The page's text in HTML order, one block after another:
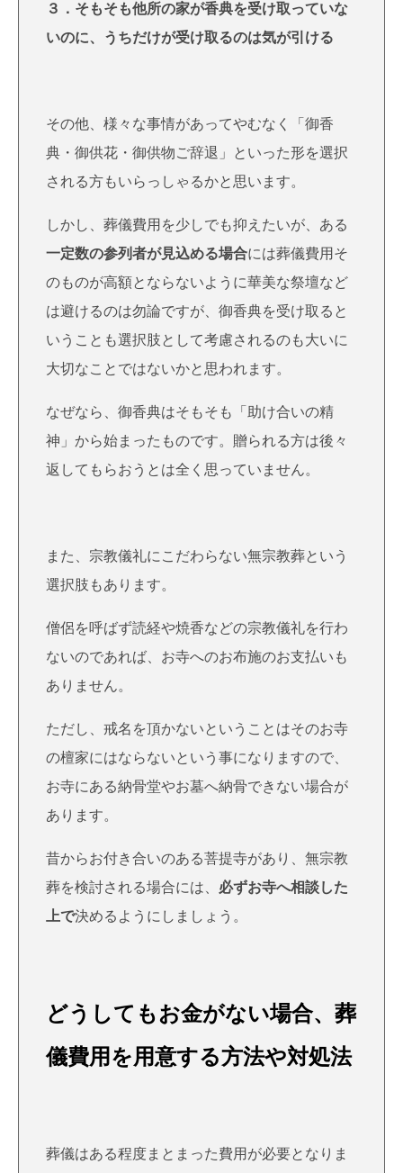
３．そもそも他所の家が香典を受け取っていな
いのに、うちだけが受け取るのは気が引ける
その他、様々な事情があってやむなく「御香
典・御供花・御供物ご辞退」といった形を選択
される方もいらっしゃるかと思います。
しかし、葬儀費用を少しでも抑えたいが、ある
一定数の参列者が見込める場合には葬儀費用そ
のものが高額とならないように華美な祭壇など
は避けるのは勿論ですが、御香典を受け取ると
いうことも選択肢として考慮されるのも大いに
大切なことではないかと思われます。
なぜなら、御香典はそもそも「助け合いの精
神」から始まったものです。贈られる方は後々
返してもらおうとは全く思っていません。
また、宗教儀礼にこだわらない無宗教葬という
選択肢もあります。
僧侶を呼ばず読経や焼香などの宗教儀礼を行わ
ないのであれば、お寺へのお布施のお支払いも
ありません。
ただし、戒名を頂かないということはそのお寺
の檀家にはならないという事になりますので、
お寺にある納骨堂やお墓へ納骨できない場合が
あります。
昔からお付き合いのある菩提寺があり、無宗教
葬を検討される場合には、 必ずお寺へ相談した
上で決めるようにしましょう。
どうしてもお金がない場合、葬
儀費用を用意する方法や対処法
葬儀はある程度まとまった費用が必要となりま